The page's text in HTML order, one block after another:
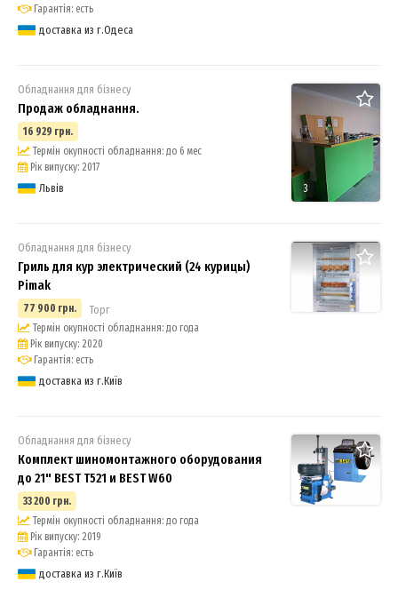
Гарантія: есть
доставка из г.Одеса
3
Обладнання для бізнесу
Продаж обладнання.
16 929 грн.
Термін окупності обладнання: до 6 мес
Рік випуску: 2017
Львів
Обладнання для бізнесу
Гриль для кур электрический (24 курицы)
Pimak
77 900 грн. Торг
Термін окупності обладнання: до года
Рік випуску: 2020
Гарантія: есть
доставка из г.Київ
Обладнання для бізнесу
Комплект шиномонтажного оборудования
до 21" BEST T521 и BEST W60
33 200 грн.
Термін окупності обладнання: до года
Рік випуску: 2019
Гарантія: есть
доставка из г.Київ